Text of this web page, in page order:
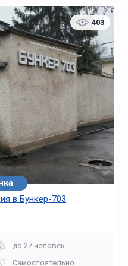
403
в Бункер-703
до 27 человек
Самостоятельно